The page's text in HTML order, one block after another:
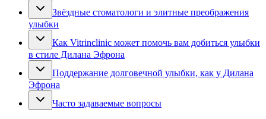
Звёздные стоматологи и элитные преображения
улыбки
Как Vitrinclinic может помочь вам добиться улыбки
в стиле Дилана Эфрона
Поддержание долговечной улыбки, как у Дилана
Эфрона
Часто задаваемые вопросы